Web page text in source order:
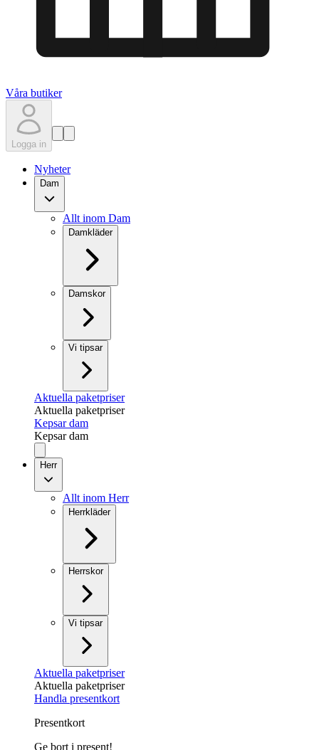
Våra butiker
Logga in
Nyheter
Dam
Allt inom Dam
Damkläder
Damskor
Vi tipsar
Aktuella paketpriser
Aktuella paketpriser
Kepsar dam
Kepsar dam
Herr
Allt inom Herr
Herrkläder
Herrskor
Vi tipsar
Aktuella paketpriser
Aktuella paketpriser
Handla presentkort
Presentkort
Ge bort i present!